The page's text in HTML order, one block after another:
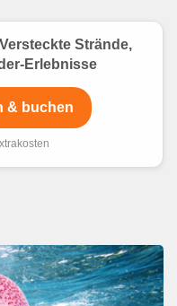
Strände,
Erlebnisse
& buchen